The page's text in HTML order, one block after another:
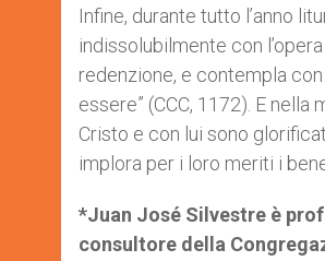
Infine, durante tutto l’anno
indissolubilmente con
redenzione, e contempla
essere” (CCC, 1172). E
Cristo e con lui sono
implora per i loro meriti i
*Juan José Silvestre è
consultore della